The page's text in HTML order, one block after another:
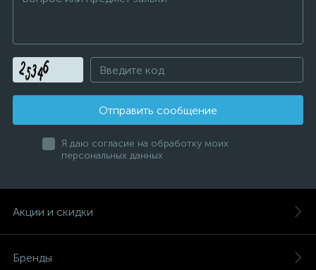
Отправить сообщение
Я даю согласие на обработку моих
персональных данных
Акции и скидки
Бренды